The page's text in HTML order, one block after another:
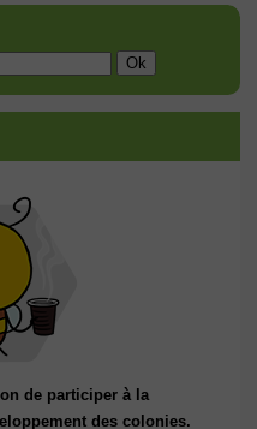
de participer à la
des colonies.